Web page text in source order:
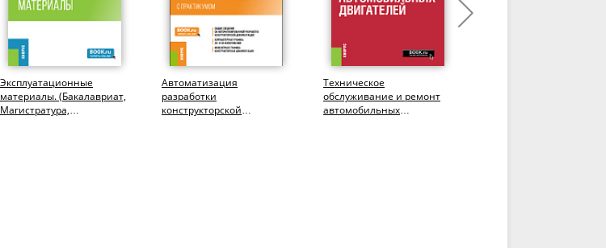
Эксплуатационные
материалы. (Бакалавриат,
Магистратура,
Автоматизация
разработки
конструкторской
Техническое
обслуживание и ремонт
автомобильных